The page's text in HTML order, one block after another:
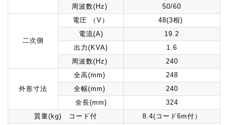
周波数(Hz)
50/60
二次側
電圧 （V）
48(3相)
電流(A)
19.2
出力(KVA)
1.6
周波数(Hz)
240
外形寸法
全高(mm)
248
全幅(mm)
240
全長(mm)
324
質量(kg) コード付
8.4(コード6m付）